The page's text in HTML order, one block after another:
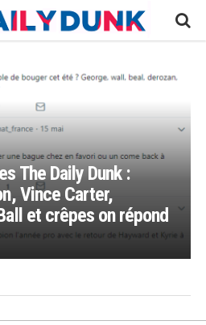
The Daily Dunk :
Vince Carter,
et crêpes on répond